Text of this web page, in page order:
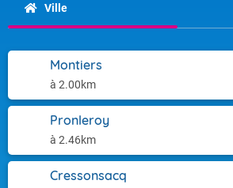
Ville
Montiers
à 2.00km
Pronleroy
à 2.46km
Cressonsacq